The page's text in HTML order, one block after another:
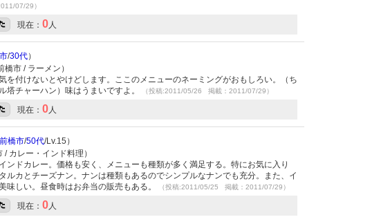
07/29）
現在： 0人
/30代）
橋市 / ラーメン）
を付けないとやけどします。ここのメニューのネーミングがおもしろい。（ち
塔チャーハン）味はうまいですよ。
（投稿:2011/05/26 掲載：2011/07/29）
現在： 0人
前橋市/50代/Lv.15）
/ カレー・インド料理）
ンドカレー。価格も安く、メニューも種類が多く満足する。特にお気に入り
カとチーズナン。ナンは種類もあるのでシンプルなナンでも充分。また、イ
味しい。昼食時はお弁当の販売もある。
（投稿:2011/05/25 掲載：2011/07/29）
現在： 0人